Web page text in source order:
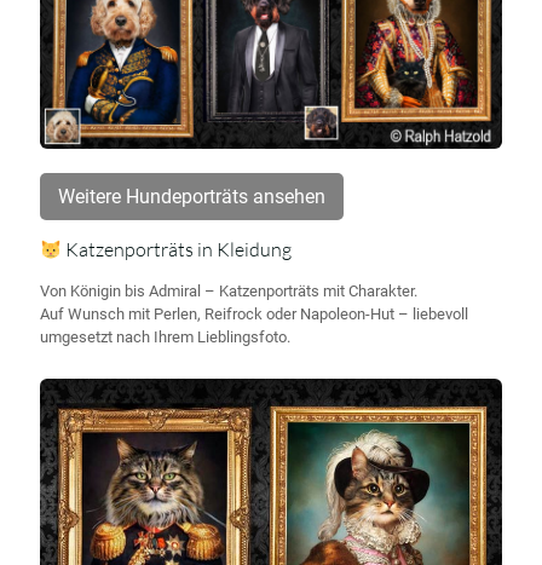
Weitere Hundeporträts ansehen
Katzenporträts in Kleidung
Von Königin bis Admiral – Katzenporträts mit Charakter.
Auf Wunsch mit Perlen, Reifrock oder Napoleon-Hut – liebevoll
umgesetzt nach Ihrem Lieblingsfoto.